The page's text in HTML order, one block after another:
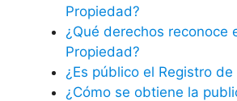
Propiedad?
¿Qué derechos reconoce
Propiedad?
¿Es público el Registro
¿Cómo se obtiene la